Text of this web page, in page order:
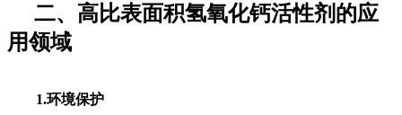
二、高比表面积氢氧化钙活性剂的应
用领域
1.环境保护